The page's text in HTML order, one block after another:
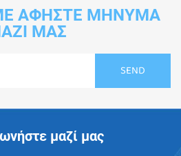
ΑΦΉΣΤΕ ΜΉΝΥΜΑ
ΜΑΣ
μαζί μας